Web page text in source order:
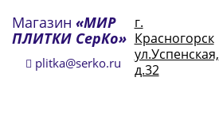
Магазин «МИР
ПЛИТКИ СерКо»
plitka@serko.ru
г.
Красногорск
ул.Успенская,
д.32